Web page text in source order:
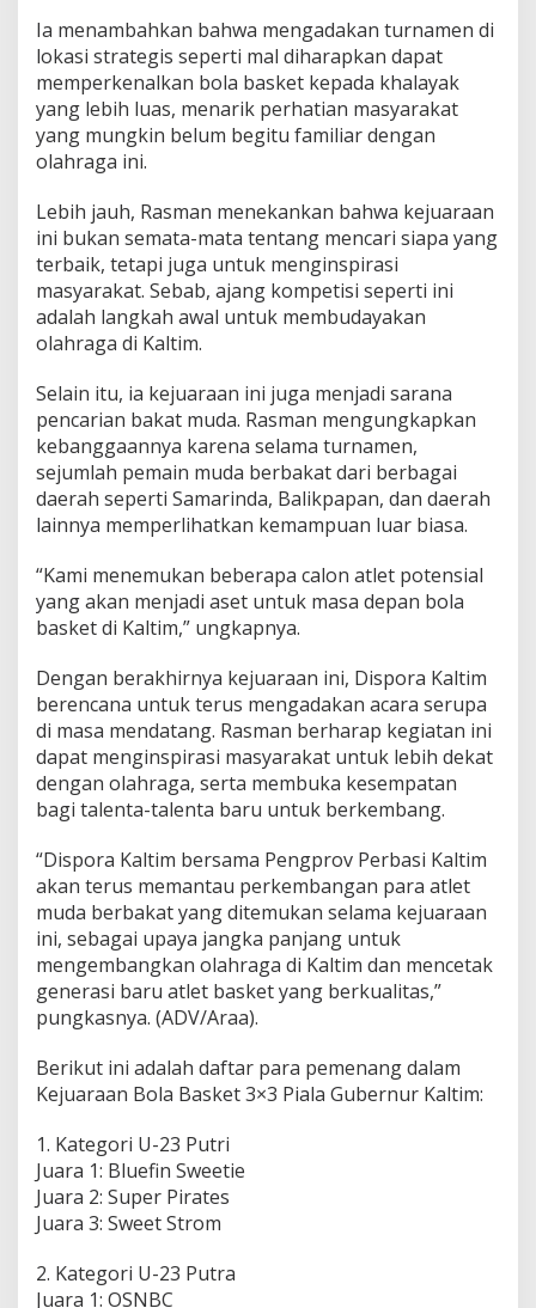
Ia menambahkan bahwa mengadakan turnamen di
lokasi strategis seperti mal diharapkan dapat
memperkenalkan bola basket kepada khalayak
yang lebih luas, menarik perhatian masyarakat
yang mungkin belum begitu familiar dengan
olahraga ini.
Lebih jauh, Rasman menekankan bahwa kejuaraan
ini bukan semata-mata tentang mencari siapa yang
terbaik, tetapi juga untuk menginspirasi
masyarakat. Sebab, ajang kompetisi seperti ini
adalah langkah awal untuk membudayakan
olahraga di Kaltim.
Selain itu, ia kejuaraan ini juga menjadi sarana
pencarian bakat muda. Rasman mengungkapkan
kebanggaannya karena selama turnamen,
sejumlah pemain muda berbakat dari berbagai
daerah seperti Samarinda, Balikpapan, dan daerah
lainnya memperlihatkan kemampuan luar biasa.
“Kami menemukan beberapa calon atlet potensial
yang akan menjadi aset untuk masa depan bola
basket di Kaltim,” ungkapnya.
Dengan berakhirnya kejuaraan ini, Dispora Kaltim
berencana untuk terus mengadakan acara serupa
di masa mendatang. Rasman berharap kegiatan ini
dapat menginspirasi masyarakat untuk lebih dekat
dengan olahraga, serta membuka kesempatan
bagi talenta-talenta baru untuk berkembang.
“Dispora Kaltim bersama Pengprov Perbasi Kaltim
akan terus memantau perkembangan para atlet
muda berbakat yang ditemukan selama kejuaraan
ini, sebagai upaya jangka panjang untuk
mengembangkan olahraga di Kaltim dan mencetak
generasi baru atlet basket yang berkualitas,”
pungkasnya. (ADV/Araa).
Berikut ini adalah daftar para pemenang dalam
Kejuaraan Bola Basket 3×3 Piala Gubernur Kaltim:
1. Kategori U-23 Putri
Juara 1: Bluefin Sweetie
Juara 2: Super Pirates
Juara 3: Sweet Strom
2. Kategori U-23 Putra
Juara 1: OSNBC